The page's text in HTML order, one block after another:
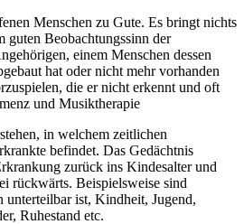
Menschen zu Gute. Es bringt nichts
guten Beobachtungssinn der
einem Menschen dessen
hat oder nicht mehr vorhanden
die er nicht erkennt und oft
in welchem zeitlichen
befindet. Das Gedächtnis
zurück ins Kindesalter und
rückwärts. Beispielsweise sind
unterteilbar ist, Kindheit, Jugend,
Ruhestand etc.